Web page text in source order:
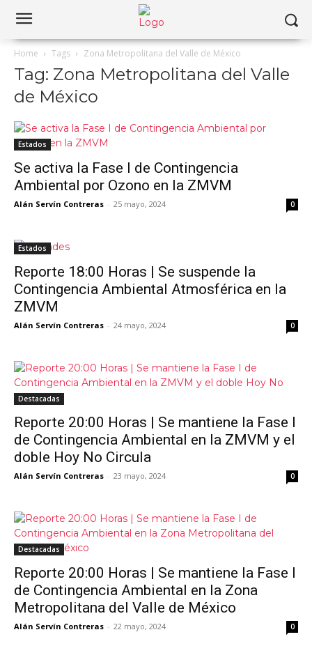
Home Tags Zona Metropolitana del Valle de México
Tag: Zona Metropolitana del Valle
de México
Estados
Se activa la Fase I de Contingencia
Ambiental por Ozono en la ZMVM
Alán Servín Contreras - 25 mayo, 2024 0
Estados
Reporte 18:00 Horas | Se suspende la
Contingencia Ambiental Atmosférica en la
ZMVM
Alán Servín Contreras - 24 mayo, 2024 0
Destacadas
Reporte 20:00 Horas | Se mantiene la Fase I
de Contingencia Ambiental en la ZMVM y el
doble Hoy No Circula
Alán Servín Contreras - 23 mayo, 2024 0
Destacadas
Reporte 20:00 Horas | Se mantiene la Fase I
de Contingencia Ambiental en la Zona
Metropolitana del Valle de México
Alán Servín Contreras - 22 mayo, 2024 0